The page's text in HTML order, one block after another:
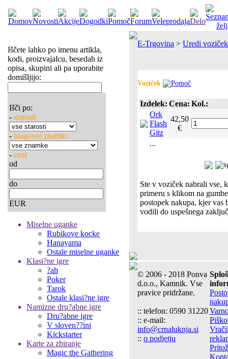
Iščete lahko po imenu artikla,
kodi, proizvajalcu, besedah iz
opisa, skupini ali pa uporabite
domišljijo:
Išči po:
- starosti
- blagovni znamki
- ceni
od
do
EUR
Miselne uganke
Rubikove kocke
Hanayama
Ostale miselne uganke
Klasi?ne igre
?ah
Poker
Tarok
Ostale klasi?ne igre
Namizne dru?abne igre
Dru?abne igre
V sloven??ini
Kickstarter
Karte za zbiranje
Magic the Gathering
E-Trgovina > Uredi voziček
Voziček
Izdelek: Cena: Kol.:
Ork
Flash
Gitz
42,50
€
...
Ste v voziček nabrali vse,
primeru s klikom na
postopek nakupa, kjer vas
vodili do uspešnega
© 2006 - 2018 Ponva
d.o.o., Kamnik. Vse
pravice pridržane.
:: telefon: 0590 31220
:: e-mail:
info@crnaluknja.si
:: o podjetju